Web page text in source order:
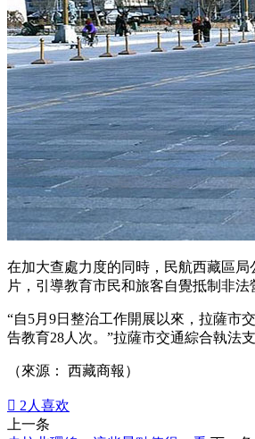
在加大查處力度的同時，民航西藏區
片，引導教育市民和旅客自覺抵制非法
“自5月9日整治工作開展以來，拉薩市
告教育28人次。”拉薩市交通綜合執法
（來源： 西藏商報）
 2 人喜欢
上一条